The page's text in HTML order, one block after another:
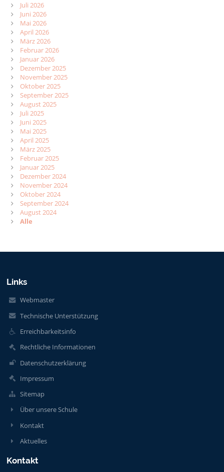
Juli 2026
Juni 2026
Mai 2026
April 2026
März 2026
Februar 2026
Januar 2026
Dezember 2025
November 2025
Oktober 2025
September 2025
August 2025
Juli 2025
Juni 2025
Mai 2025
April 2025
März 2025
Februar 2025
Januar 2025
Dezember 2024
November 2024
Oktober 2024
September 2024
August 2024
Alle
Links
Webmaster
Technische Unterstützung
Erreichbarkeitsinfo
Rechtliche Informationen
Datenschutzerklärung
Impressum
Sitemap
Über unsere Schule
Kontakt
Aktuelles
Kontakt